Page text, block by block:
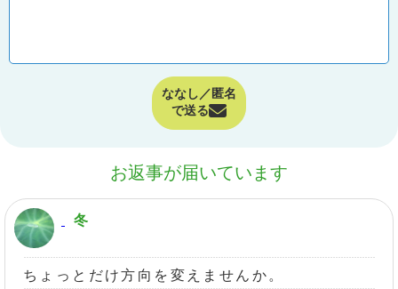
ななし／匿名
で送る
お返事が届いています
冬
ちょっとだけ方向を変えませんか。